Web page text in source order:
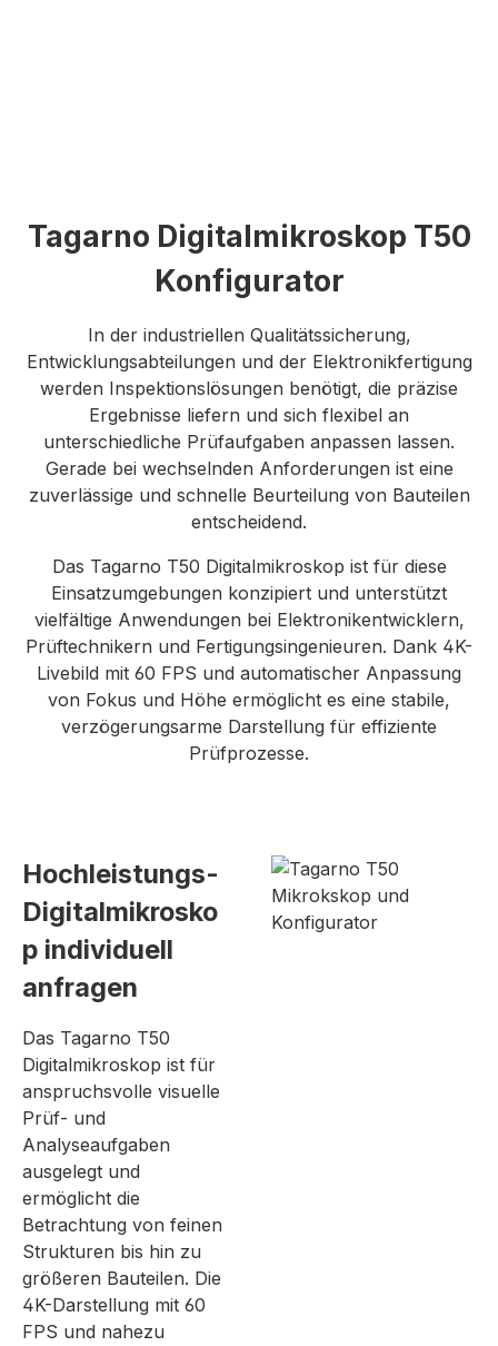
Tagarno Digitalmikroskop T50
Konfigurator
In der industriellen Qualitätssicherung,
Entwicklungsabteilungen und der Elektronikfertigung
werden Inspektionslösungen benötigt, die präzise
Ergebnisse liefern und sich flexibel an
unterschiedliche Prüfaufgaben anpassen lassen.
Gerade bei wechselnden Anforderungen ist eine
zuverlässige und schnelle Beurteilung von Bauteilen
entscheidend.
Das Tagarno T50 Digitalmikroskop ist für diese
Einsatzumgebungen konzipiert und unterstützt
vielfältige Anwendungen bei Elektronikentwicklern,
Prüftechnikern und Fertigungsingenieuren. Dank 4K-
Livebild mit 60 FPS und automatischer Anpassung
von Fokus und Höhe ermöglicht es eine stabile,
verzögerungsarme Darstellung für effiziente
Prüfprozesse.
Hochleistungs-
Digitalmikrosko
p individuell
anfragen
Das Tagarno T50
Digitalmikroskop ist für
anspruchsvolle visuelle
Prüf- und
Analyseaufgaben
ausgelegt und
ermöglicht die
Betrachtung von feinen
Strukturen bis hin zu
größeren Bauteilen. Die
4K-Darstellung mit 60
FPS und nahezu